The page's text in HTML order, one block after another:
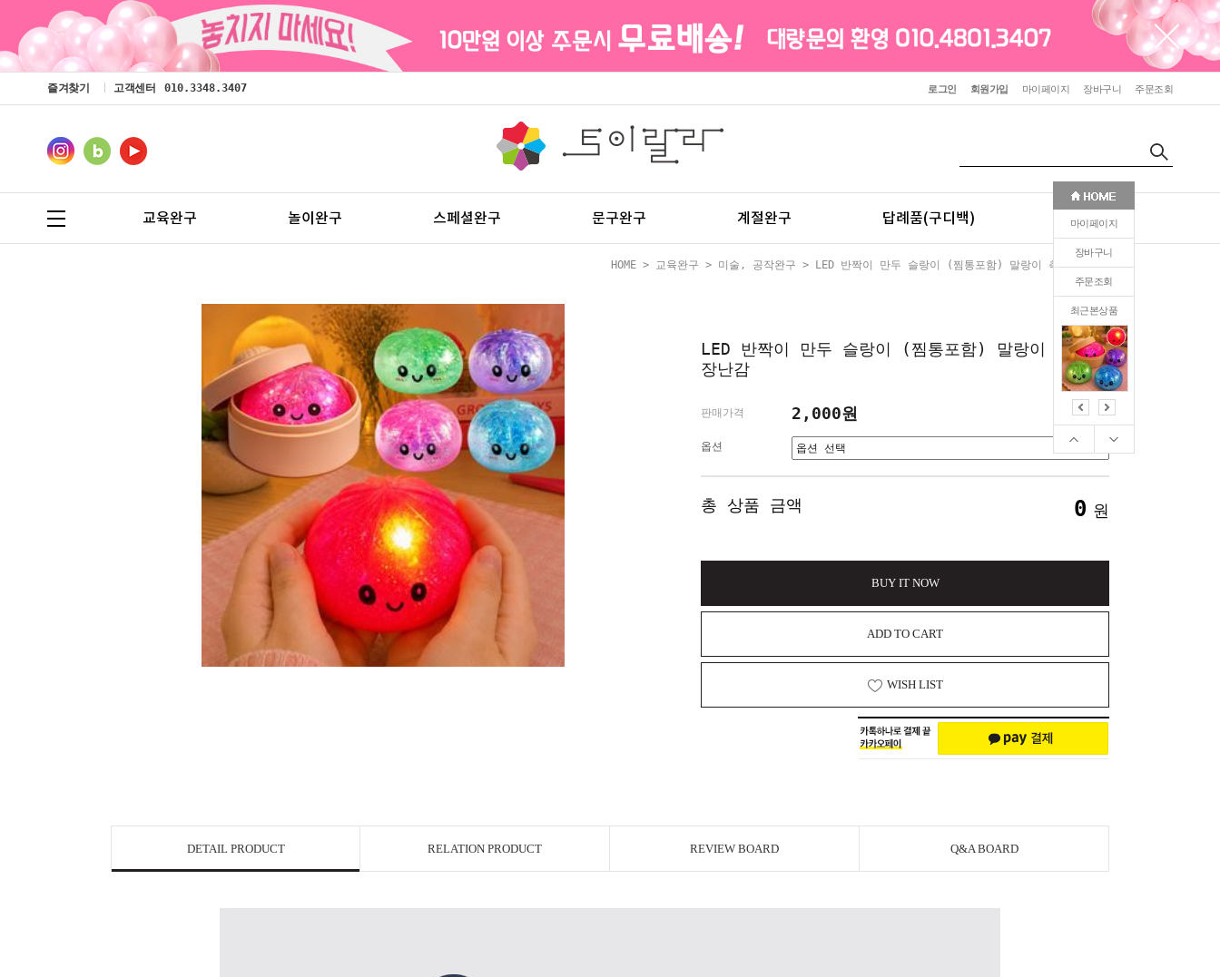
마이페이지
장바구니
주문조회
최근본상품
즐겨찾기 고객센터 010.3348.3407 로그인 회원가입 마이페이지 장바구니 주문조회
교육완구 놀이완구 스페셜완구 문구완구 계절완구 답례품(구디백) 판촉(인쇄)
HOME > 교육완구 > 미술, 공작완구 > LED 반짝이 만두 슬랑이 (찜통포함) 말랑이 촉감 장난감
0
LED 반짝이 만두 슬랑이 (찜통포함) 말랑이 촉감
장난감
판매가격 2,000원
옵션
총 상품 금액 0 원
BUY IT NOW
ADD TO CART
WISH LIST
DETAIL PRODUCT RELATION PRODUCT REVIEW BOARD Q&A BOARD